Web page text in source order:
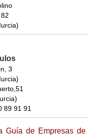
3
89 91 91
Guía de Empresas de